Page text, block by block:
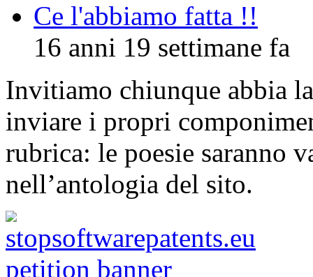
Ce l'abbiamo fatta !!
16 anni 19 settimane fa
Invitiamo chiunque abbia
inviare i propri
rubrica: le poesie saranno
nell’antologia del sito.